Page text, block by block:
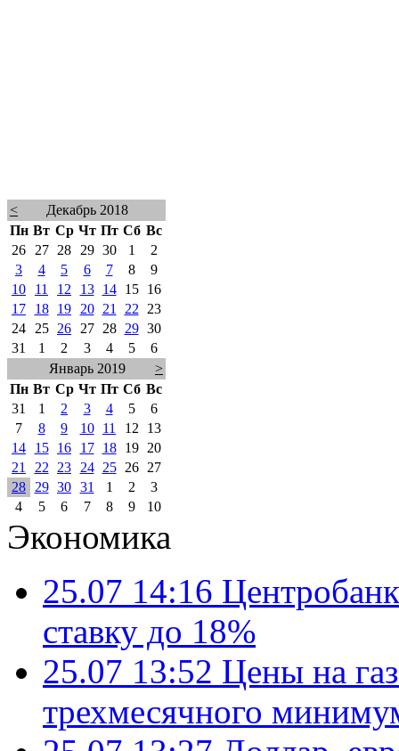
<
Декабрь 2018
Пн Вт Ср Чт Пт Сб Вс
26
27 28 29 30 1
2
3
4 5 6 7 8
9
10
11 12 13 14 15
16
17
18 19 20 21 22
23
24
25 26 27 28 29 30
31
1 2 3 4 5
6
Январь 2019
>
Пн Вт Ср Чт Пт Сб Вс
31
1 2 3 4 5
6
7
8 9 10 11 12
13
14
15 16 17 18 19
20
21
22 23 24 25 26
27
28
29 30 31 1 2
3
4
5 6 7 8 9 10
Экономика
25.07 14:16
ставку до 18%
25.07 13:52 Цены на
трехмесячного